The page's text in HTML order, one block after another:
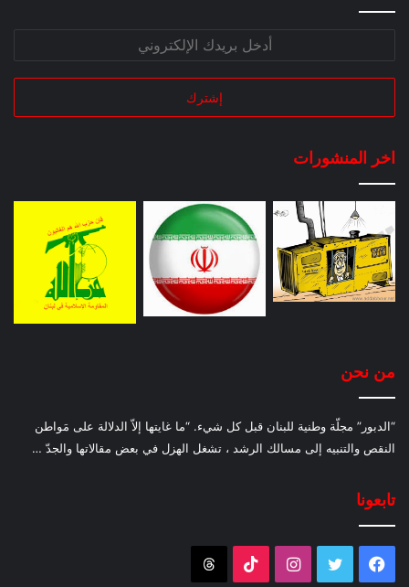
اخر المنشورات
من نحن
“الدبور” مجلّة وطنية للبنان قبل كل شيء. “ما غايتها إلاّ الدلالة على مَواطن
النقص والتنبيه إلى مسالك الرشد ، تشغل الهزل في بعض مقالاتها والجدّ …
تابعونا
فيسبوك تويتر انستقرام‫TikTok